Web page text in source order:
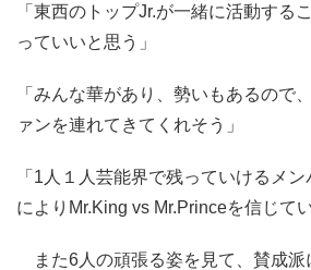
「東西のトップJr.が一緒に活動する
っていいと思う」
「みんな華があり、勢いもあるので
ァンを連れてきてくれそう」
「1人１人芸能界で残っていけるメ
によりMr.King vs Mr.Princeを信じて
また6人の頑張る姿を見て、賛成派